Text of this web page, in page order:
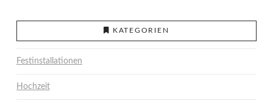
KATEGORIEN
Festinstallationen
Hochzeit